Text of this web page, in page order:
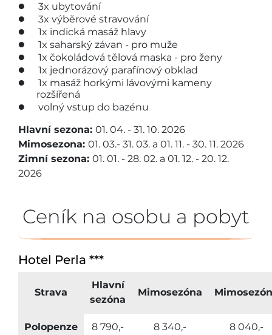
3x ubytování
3x výběrové stravování
1x indická masáž hlavy
1x saharský závan - pro muže
1x čokoládová tělová maska - pro ženy
1x jednorázový parafínový obklad
1x masáž horkými lávovými kameny
rozšířená
volný vstup do bazénu
Hlavní sezona: 01. 04. - 31. 10. 2026
Mimosezona: 01. 03.- 31. 03. a 01. 11. - 30. 11. 2026
Zimní sezona: 01. 01. - 28. 02. a 01. 12. - 20. 12.
2026
Ceník na osobu a pobyt
Hotel Perla ***
Strava
Hlavní
sezóna
Mimosezóna
Polopenze 8 790,- 8 340,- 8 040,-